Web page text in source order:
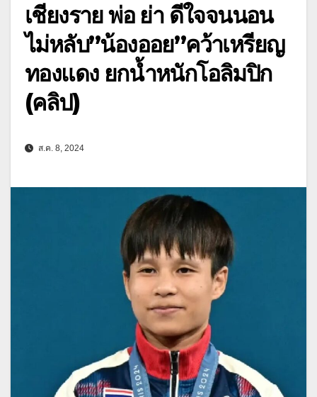
เชียงราย พ่อ ย่า ดีใจจนนอน
ไม่หลับ”น้องออย”คว้าเหรียญ
ทองแดง ยกน้ำหนักโอลิมปิก
(คลิป)
ส.ค. 8, 2024